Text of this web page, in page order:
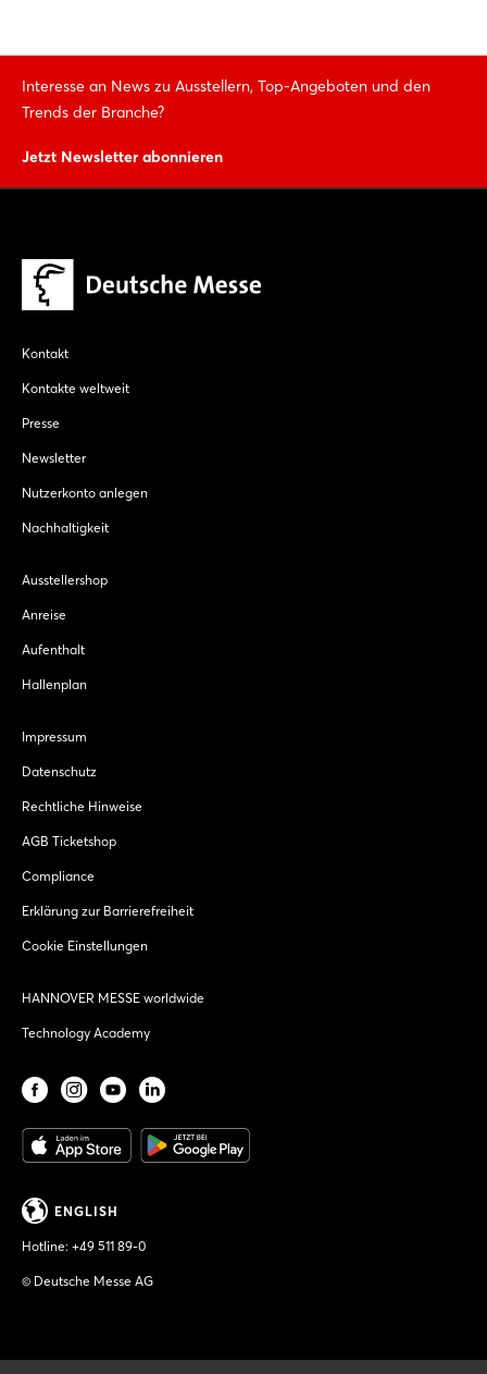
Interesse an News zu Ausstellern, Top-Angeboten und den
Trends der Branche?
Jetzt Newsletter abonnieren
Kontakt
Kontakte weltweit
Presse
Newsletter
Nutzerkonto anlegen
Nachhaltigkeit
Ausstellershop
Anreise
Aufenthalt
Hallenplan
Impressum
Datenschutz
Rechtliche Hinweise
AGB Ticketshop
Compliance
Erklärung zur Barrierefreiheit
Cookie Einstellungen
HANNOVER MESSE worldwide
Technology Academy
ENGLISH
Hotline: +49 511 89-0
© Deutsche Messe AG